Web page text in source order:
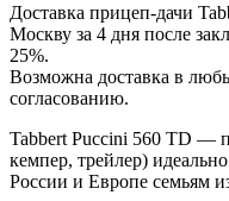
Доставка прицеп-дачи
Москву за 4 дня после
25%.
Возможна доставка в
согласованию.
Tabbert Puccini 560 TD —
кемпер, трейлер)
России и Европе семьям